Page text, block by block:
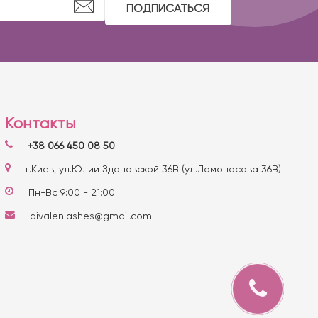
ПОДПИСАТЬСЯ
Контакты
+38 066 450 08 50
г.Киев, ул.Юлии Здановской 36В (ул.Ломоносова 36В)
Пн-Вс 9:00 - 21:00
divalenlashes@gmail.com